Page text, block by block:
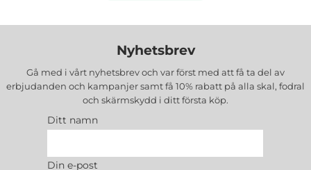
Nyhetsbrev
Gå med i vårt nyhetsbrev och var först med att få ta del av
erbjudanden och kampanjer samt få 10% rabatt på alla skal, fodral
och skärmskydd i ditt första köp.
Ditt namn
Din e-post